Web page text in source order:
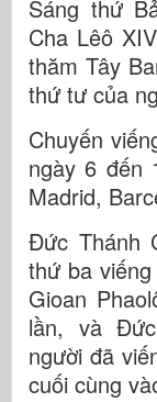
Sáng thứ
Cha Lêô
thăm Tây
thứ tư của
Chuyến
ngày 6 đến
Madrid,
Đức Thánh
thứ ba
Gioan
lần, và
người đã
cuối cùng